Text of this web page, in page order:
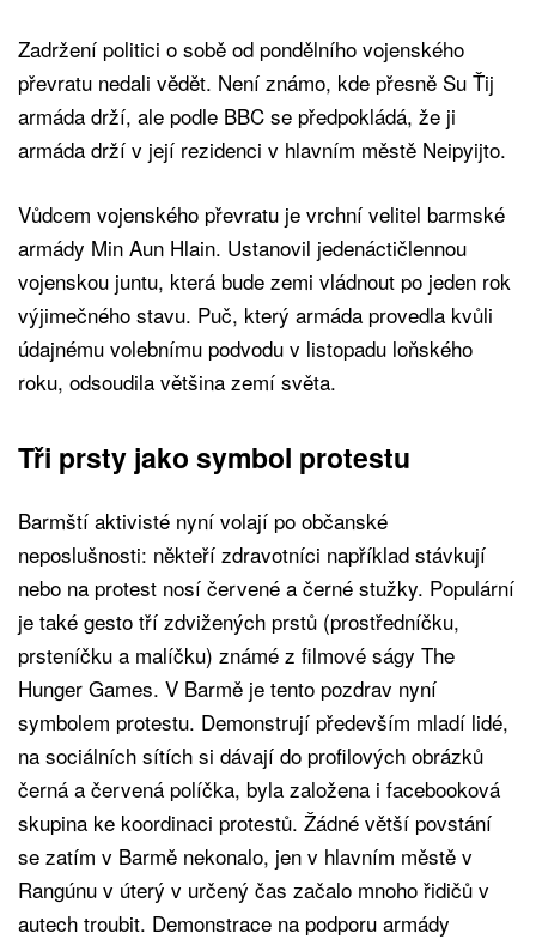
Zadržení politici o sobě od pondělního vojenského
převratu nedali vědět. Není známo, kde přesně Su Ťij
armáda drží, ale podle BBC se předpokládá, že ji
armáda drží v její rezidenci v hlavním městě Neipyijto.
Vůdcem vojenského převratu je vrchní velitel barmské
armády Min Aun Hlain. Ustanovil jedenáctičlennou
vojenskou juntu, která bude zemi vládnout po jeden rok
výjimečného stavu. Puč, který armáda provedla kvůli
údajnému volebnímu podvodu v listopadu loňského
roku, odsoudila většina zemí světa.
Tři prsty jako symbol protestu
Barmští aktivisté nyní volají po občanské
neposlušnosti: někteří zdravotníci například stávkují
nebo na protest nosí červené a černé stužky. Populární
je také gesto tří zdvižených prstů (prostředníčku,
prsteníčku a malíčku) známé z filmové ságy The
Hunger Games. V Barmě je tento pozdrav nyní
symbolem protestu. Demonstrují především mladí lidé,
na sociálních sítích si dávají do profilových obrázků
černá a červená políčka, byla založena i facebooková
skupina ke koordinaci protestů. Žádné větší povstání
se zatím v Barmě nekonalo, jen v hlavním městě v
Rangúnu v úterý v určený čas začalo mnoho řidičů v
autech troubit. Demonstrace na podporu armády